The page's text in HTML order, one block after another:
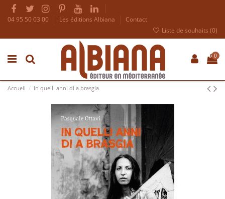
04 95 50 03 00 Les éditions Albiana
Contact
Liste de souhaits (0)
0
Accueil In quelli anni di a brasgia